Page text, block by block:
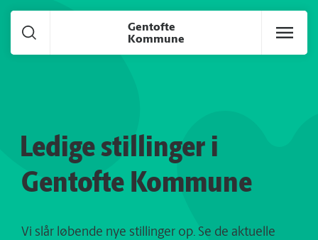
Gentofte
Kommune
Ledige stillinger i
Gentofte Kommune
Vi slår løbende nye stillinger op. Se de aktuelle